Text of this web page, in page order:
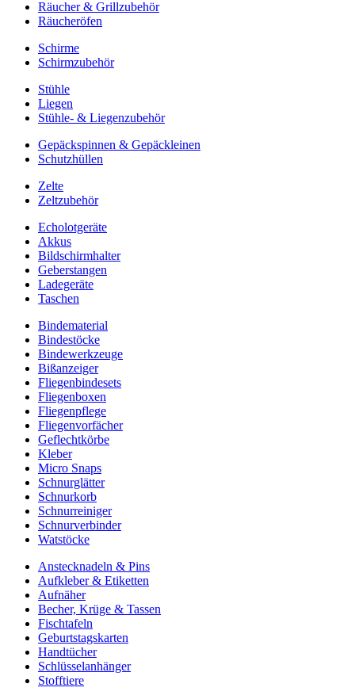
Räucher & Grillzubehör
Räucheröfen
Schirme
Schirmzubehör
Stühle
Liegen
Stühle- & Liegenzubehör
Gepäckspinnen & Gepäckleinen
Schutzhüllen
Zelte
Zeltzubehör
Echolotgeräte
Akkus
Bildschirmhalter
Geberstangen
Ladegeräte
Taschen
Bindematerial
Bindestöcke
Bindewerkzeuge
Bißanzeiger
Fliegenbindesets
Fliegenboxen
Fliegenpflege
Fliegenvorfächer
Geflechtkörbe
Kleber
Micro Snaps
Schnurglätter
Schnurkorb
Schnurreiniger
Schnurverbinder
Watstöcke
Anstecknadeln & Pins
Aufkleber & Etiketten
Aufnäher
Becher, Krüge & Tassen
Fischtafeln
Geburtstagskarten
Handtücher
Schlüsselanhänger
Stofftiere